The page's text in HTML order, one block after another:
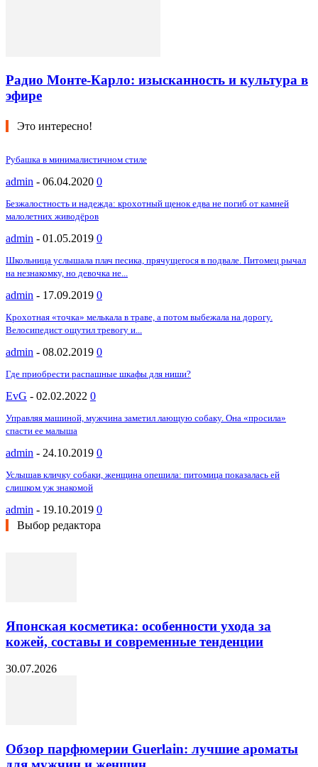
Радио Монте-Карло: изысканность и культура в
эфире
Это интересно!
Рубашка в минималистичном стиле
admin - 06.04.2020 0
Безжалостность и надежда: крохотный щенок едва не погиб от камней
малолетних живодёров
admin - 01.05.2019 0
Школьница услышала плач песика, прячущегося в подвале. Питомец рычал
на незнакомку, но девочка не...
admin - 17.09.2019 0
Крохотная «точка» мелькала в траве, а потом выбежала на дорогу.
Велосипедист ощутил тревогу и...
admin - 08.02.2019 0
Где приобрести распашные шкафы для ниши?
EvG - 02.02.2022 0
Управляя машиной, мужчина заметил лающую собаку. Она «просила»
спасти ее малыша
admin - 24.10.2019 0
Услышав кличку собаки, женщина опешила: питомица показалась ей
слишком уж знакомой
admin - 19.10.2019 0
Выбор редактора
Японская косметика: особенности ухода за
кожей, составы и современные тенденции
30.07.2026
Обзор парфюмерии Guerlain: лучшие ароматы